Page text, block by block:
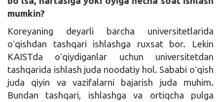
mumkin?
Koreyaning deyarli barcha universitetlarida
oʻqishdan tashqari ishlashga ruxsat bor. Lekin
KAISTda oʻqiydiganlar uchun universitetdan
tashqarida ishlash juda noodatiy hol. Sababi oʻqish
juda qiyin va vazifalarni bajarish juda muhim.
Bundan tashqari, ishlashga va ortiqcha pulga